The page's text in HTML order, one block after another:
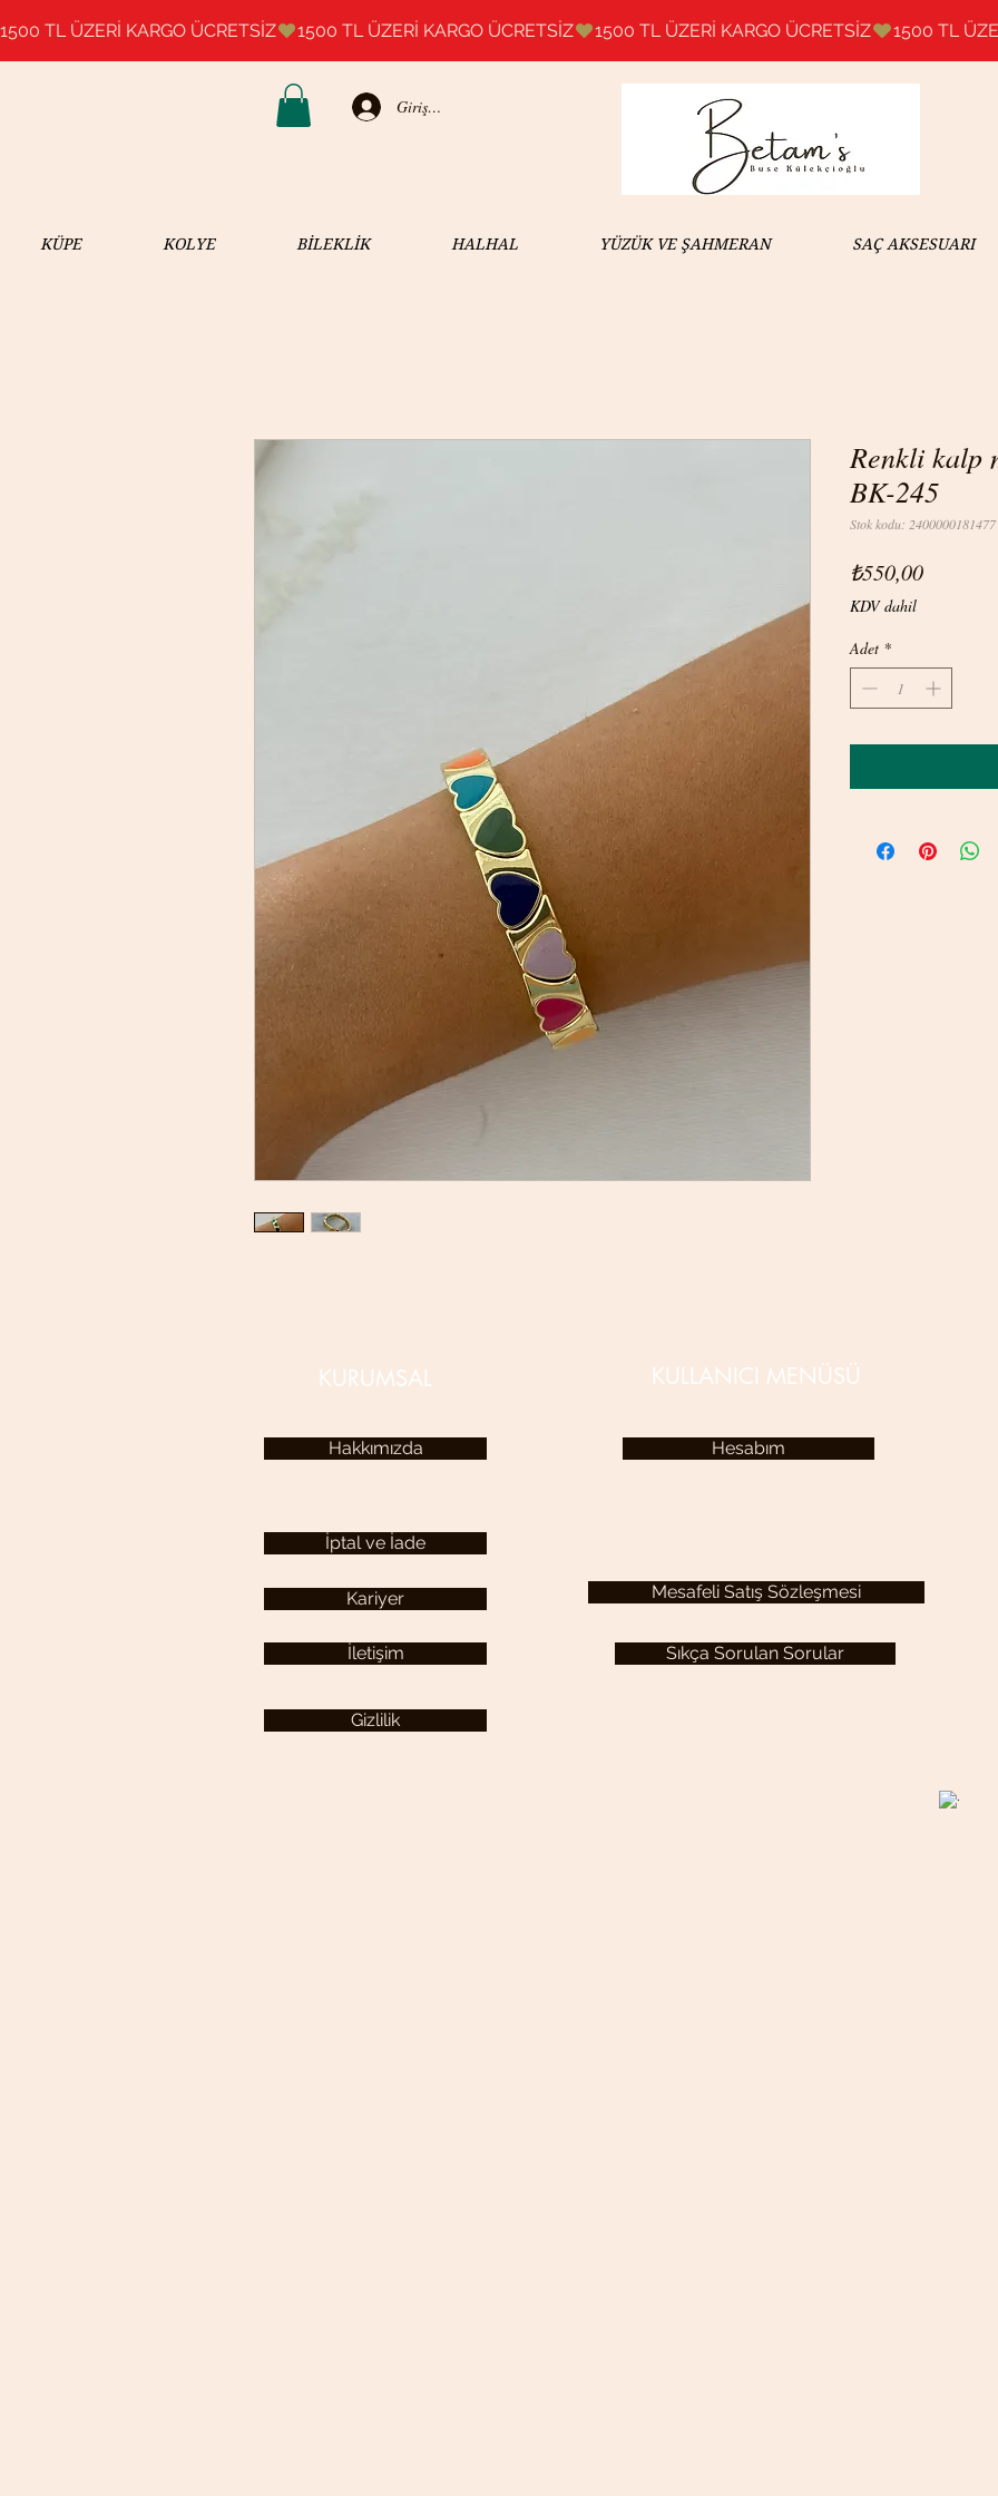
1500 TL ÜZERİ KARGO ÜCRETSİZ
Giriş Yap
KÜPE KOLYE BİLEKLİK HALHAL YÜZÜK VE ŞAHMERAN SAÇ AKSESUARI
Renkli kalp
BK-245
Stok kodu: 2400000181477
₺550,00Fiyat
KDV dahil
Adet *
Hakkımızda
KURUMSAL
İptal ve İade
KULLANICI MENÜSÜ
Hesabım
Sıkça Sorulan Sorular
İletişim
Mesafeli Satış Sözleşmesi
Gizlilik
Kariyer